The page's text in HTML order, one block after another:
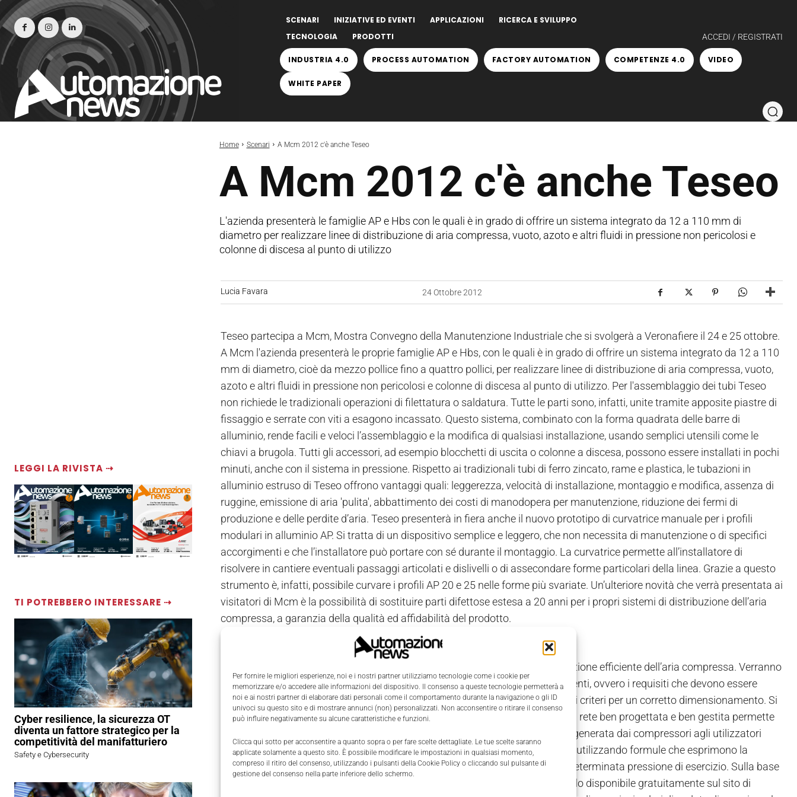
Per fornire le migliori esperienze, noi e i nostri partner utilizziamo tecnologie come i cookie per
memorizzare e/o accedere alle informazioni del dispositivo. Il consenso a queste tecnologie permetterà a
noi e ai nostri partner di elaborare dati personali come il comportamento durante la navigazione o gli ID
univoci su questo sito e di mostrare annunci (non) personalizzati. Non acconsentire o ritirare il consenso
può influire negativamente su alcune caratteristiche e funzioni.
Clicca qui sotto per acconsentire a quanto sopra o per fare scelte dettagliate. Le tue scelte saranno
applicate solamente a questo sito. È possibile modificare le impostazioni in qualsiasi momento,
compreso il ritiro del consenso, utilizzando i pulsanti della Cookie Policy o cliccando sul pulsante di
gestione del consenso nella parte inferiore dello schermo.
SCENARI INIZIATIVE ED EVENTI APPLICAZIONI
RICERCA E SVILUPPO
TECNOLOGIA
PRODOTTI ACCEDI / REGISTRATI
INDUSTRIA 4.0 PROCESS AUTOMATION FACTORY AUTOMATION COMPETENZE 4.0 VIDEO
WHITE PAPER
Home Scenari A Mcm 2012 c'è anche Teseo
A Mcm 2012 c'è anche Teseo
L'azienda presenterà le famiglie AP e Hbs con le quali è in grado di offrire un sistema integrato da 12 a 110 mm di
diametro per realizzare linee di distribuzione di aria compressa, vuoto, azoto e altri fluidi in pressione non pericolosi e
colonne di discesa al punto di utilizzo
LEGGI LA RIVISTA ⇢
TI POTREBBERO INTERESSARE ⇢
Cyber resilience, la sicurezza OT
diventa un fattore strategico per la
competitività del manifatturiero
Safety e Cybersecurity
Lucia Favara 24 Ottobre 2012
Teseo partecipa a Mcm, Mostra Convegno della Manutenzione Industriale che si svolgerà a Veronafiere il 24 e 25 ottobre.
A Mcm l'azienda presenterà le proprie famiglie AP e Hbs, con le quali è in grado di offrire un sistema integrato da 12 a 110
mm di diametro, cioè da mezzo pollice fino a quattro pollici, per realizzare linee di distribuzione di aria compressa, vuoto,
azoto e altri fluidi in pressione non pericolosi e colonne di discesa al punto di utilizzo. Per l'assemblaggio dei tubi Teseo
non richiede le tradizionali operazioni di filettatura o saldatura. Tutte le parti sono, infatti, unite tramite apposite piastre di
fissaggio e serrate con viti a esagono incassato. Questo sistema, combinato con la forma quadrata delle barre di
alluminio, rende facili e veloci l’assemblaggio e la modifica di qualsiasi installazione, usando semplici utensili come le
chiavi a brugola. Tutti gli accessori, ad esempio blocchetti di uscita o colonne a discesa, possono essere installati in pochi
minuti, anche con il sistema in pressione. Rispetto ai tradizionali tubi di ferro zincato, rame e plastica, le tubazioni in
alluminio estruso di Teseo offrono vantaggi quali: leggerezza, velocità di installazione, montaggio e modifica, assenza di
ruggine, emissione di aria 'pulita', abbattimento dei costi di manodopera per manutenzione, riduzione dei fermi di
produzione e delle perdite d’aria. Teseo presenterà in fiera anche il nuovo prototipo di curvatrice manuale per i profili
modulari in alluminio AP. Si tratta di un dispositivo semplice e leggero, che non necessita di manutenzione o di specifici
accorgimenti e che l’installatore può portare con sé durante il montaggio. La curvatrice permette all’installatore di
risolvere in cantiere eventuali passaggi articolati e dislivelli o di assecondare forme particolari della linea. Grazie a questo
strumento è, infatti, possibile curvare i profili AP 20 e 25 nelle forme più svariate. Un’ulteriore novità che verrà presentata ai
visitatori di Mcm è la possibilità di sostituire parti difettose estesa a 20 anni per i propri sistemi di distribuzione dell’aria
compressa, a garanzia della qualità ed affidabilità del prodotto.
Nell’ambito della manifestazione Teseo proporrà un workshop sulla distribuzione efficiente dell’aria compressa. Verranno
presentate ai partecipanti le linee-guida per la progettazione di impianti efficienti, ovvero i requisiti che devono essere
soddisfatti per avere un buon impianto di distribuzione dell’aria compressa e i criteri per un corretto dimensionamento. Si
tratta di un argomento particolarmente importante per le aziende, poiché una rete ben progettata e ben gestita permette
di evitare perdite e sprechi, consentendo di trasferire nel modo migliore l’aria generata dai compressori agli utilizzatori
finali. Il corretto dimensionamento delle tubazioni dell’aria compressa è fatto utilizzando formule che esprimono la
relazione tra parametri diversi, come portata e caduta di pressione, per una determinata pressione di esercizio. Sulla base
di queste formule si possono usare appositi programmi di calcolo, come quello disponibile gratuitamente sul sito di